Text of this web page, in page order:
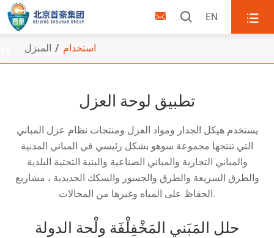
  EN 
المنزل استخدام
تطبيق لوحة العزل
يستخدم هيكل الجدار ومواد العزل ومنتجات نظام عزل المباني
التي تنتجها مجموعة سوهو بشكل رئيسي في المباني المدنية
والمباني التجارية والمباني الصناعية والبنية التحتية البلدية
والطرق السريعة والطرق والجسور والسكك الحديدية ، مشاريع
الحفاظ على المياه وغيرها من المجالات.
حلل المَبَني المَخْفِلْفَة ولْحة الدولة